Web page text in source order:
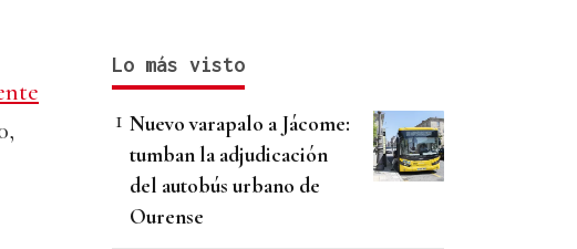
Lo más visto
Nuevo varapalo a Jácome:
tumban la adjudicación
del autobús urbano de
Ourense